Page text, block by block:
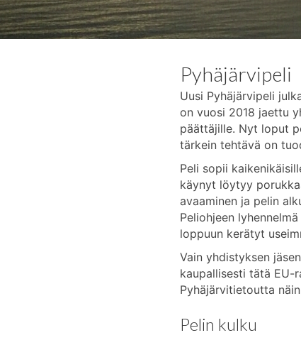
Pyhäjärvipeli
Uusi Pyhäjärvipeli
on vuosi 2018 jaettu
päättäjille. Nyt loput
tärkein tehtävä on
Peli sopii
käynyt löytyy
avaaminen ja pelin
Peliohjeen
loppuun kerätyt
Vain yhdistyksen
kaupallisesti tätä EU-
Pyhäjärvitietoutta
Pelin kulku